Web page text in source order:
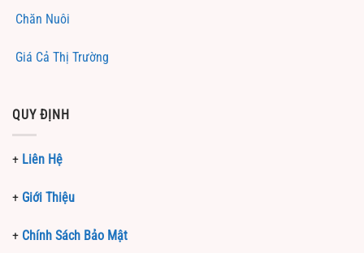
Chăn Nuôi
Giá Cả Thị Trường
QUY ĐỊNH
+ Liên Hệ
+ Giới Thiệu
+ Chính Sách Bảo Mật